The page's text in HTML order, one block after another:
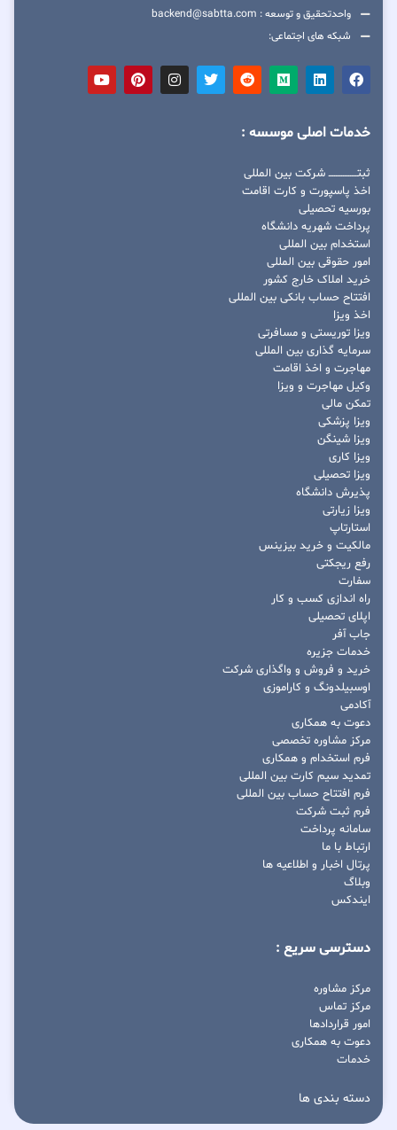
واحدتحقیق و توسعه : backend@sabtta.com
شبکه های اجتماعی:
خدمات اصلی موسسه :
ثبتــــــــــــــــ شرکت بین المللی
اخذ پاسپورت و کارت اقامت
بورسیه تحصیلی
پرداخت شهریه دانشگاه
استخدام بین المللی
امور حقوقی بین المللی
خرید املاک خارج کشور
افتتاح حساب بانکی بین المللی
اخذ ویزا
ویزا توریستی و مسافرتی
سرمایه گذاری بین المللی
مهاجرت و اخذ اقامت
وکیل مهاجرت و ویزا
تمکن مالی
ویزا پزشکی
ویزا شینگن
ویزا کاری
ویزا تحصیلی
پذیرش دانشگاه
ویزا زیارتی
استارتاپ
مالکیت و خرید بیزینس
رفع ریجکتی
سفارت
راه اندازی کسب و کار
اپلای تحصیلی
جاب آفر
خدمات جزیره
خرید و فروش و واگذاری شرکت
اوسبیلدونگ و کاراموزی
آکادمی
دعوت به همکاری
مرکز مشاوره تخصصی
فرم استخدام و همکاری
تمدید سیم کارت بین المللی
فرم افتتاح حساب بین المللی
فرم ثبت شرکت
سامانه پرداخت
ارتباط با ما
پرتال اخبار و اطلاعیه ها
وبلاگ
ایندکس
دسترسی سریع :
مرکز مشاوره
مرکز تماس
امور قراردادها
دعوت به همکاری
خدمات
دسته بندی ها